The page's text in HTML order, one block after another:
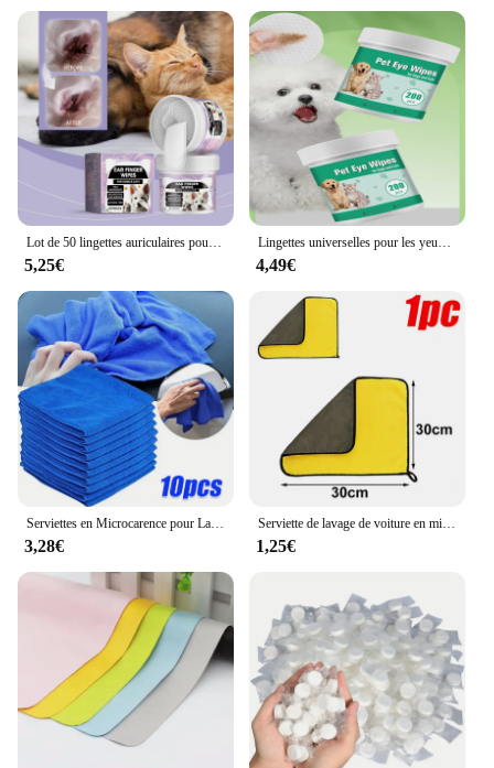
Lot de 50 lingettes auriculaires pour animaux de compagnie, non irritantes, pour chien et chat
5,25€
Lingettes universelles pour les yeux d'animaux de compagnie, lingettes de support en forme de larme, chats et chiens, sans irritation, produits pour livres, 200 en conserve
4,49€
Serviettes en Microcarence pour Lavage de Voiture, 10 Pièces, Serviette de vaccage pour Livres Ménagers, Polissage des Détails Automobiles, Outils de Nettoyage pour la Maison
3,28€
Serviette de lavage de voiture en microcarence, double face, épaissie, livres de voiture, Everths, ménage, cuisine, miroirs de fenêtre, chiffons d'essuyage, 1 pièce, 5 pièces
1,25€